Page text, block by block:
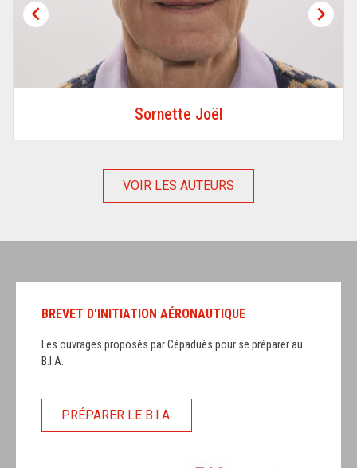

Sornette Joël

VOIR LES AUTEURS
BREVET D'INITIATION AÉRONAUTIQUE
Les ouvrages proposés par Cépaduès pour se préparer au
B.I.A.
PRÉPARER LE B.I.A.